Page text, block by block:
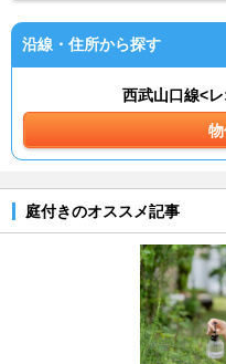
沿線・住所から探す
西武山口線<
庭付きのオススメ記事